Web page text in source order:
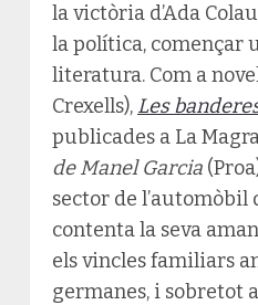
la victòria d’Ada
la política, començar
literatura. Com a
Crexells), Les
publicades a La
de Manel Garcia
sector de
contenta la seva
els vincles familiars
germanes, i sobretot